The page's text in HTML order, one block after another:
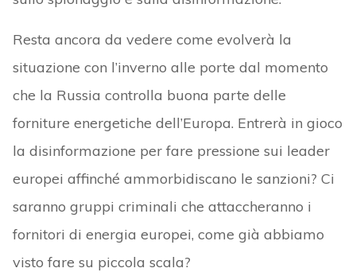
Resta ancora da vedere come evolverà la
situazione con l’inverno alle porte dal momento
che la Russia controlla buona parte delle
forniture energetiche dell’Europa. Entrerà in gioco
la disinformazione per fare pressione sui leader
europei affinché ammorbidiscano le sanzioni? Ci
saranno gruppi criminali che attaccheranno i
fornitori di energia europei, come già abbiamo
visto fare su piccola scala?